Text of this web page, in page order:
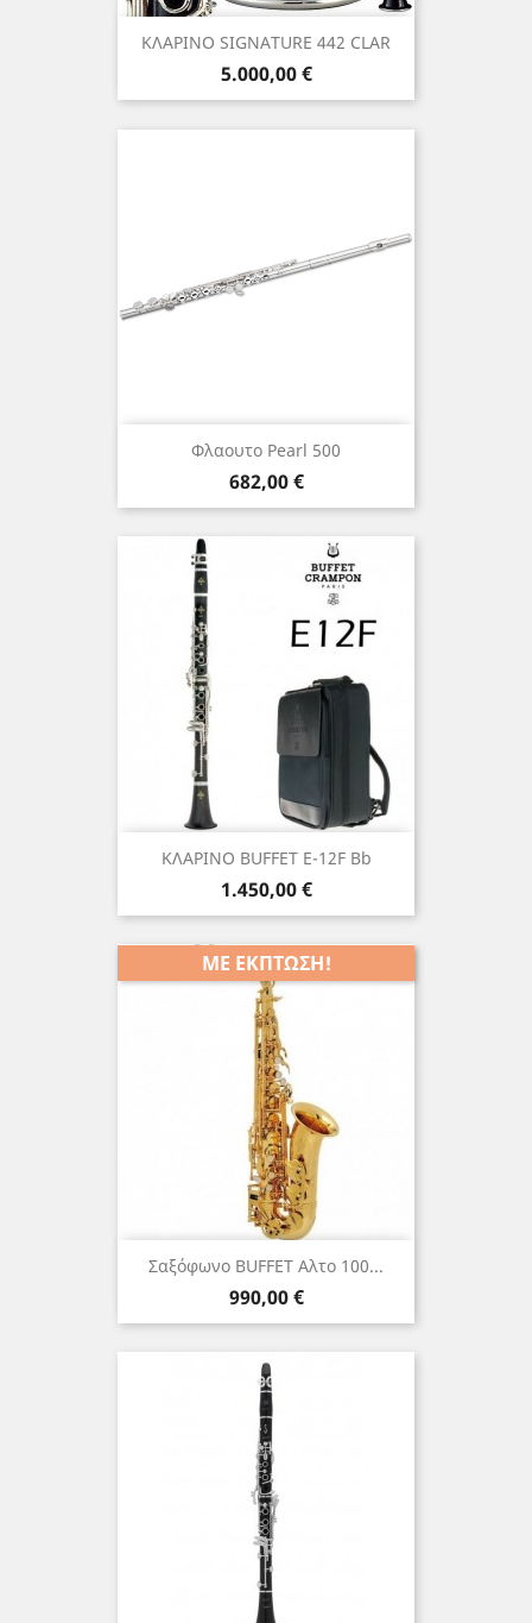
ΚΛΑΡΙΝΟ SIGNATURE 442 CLAR
Τιμή
5.000,00 €
Φλαουτο Pearl 500
Τιμή
682,00 €
ΚΛΑΡΙΝΟ BUFFET E-12F Bb
Τιμή
1.450,00 €
Σαξόφωνο BUFFET Αλτο 100...
Τιμή
990,00 €
ΜΕ ΈΚΠΤΩΣΗ!